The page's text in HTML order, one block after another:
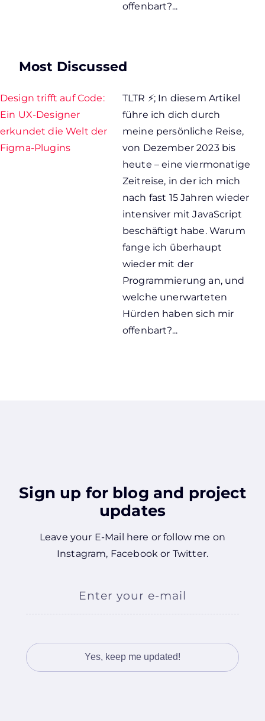
offenbart?...
Most Discussed
Design trifft auf Code:
Ein UX-Designer
erkundet die Welt der
Figma-Plugins
TLTR ⚡; In diesem Artikel
führe ich dich durch
meine persönliche Reise,
von Dezember 2023 bis
heute – eine viermonatige
Zeitreise, in der ich mich
nach fast 15 Jahren wieder
intensiver mit JavaScript
beschäftigt habe. Warum
fange ich überhaupt
wieder mit der
Programmierung an, und
welche unerwarteten
Hürden haben sich mir
offenbart?...
Sign up for blog and project
updates
Leave your E-Mail here or follow me on
Instagram, Facebook or Twitter.
Enter your e-mail